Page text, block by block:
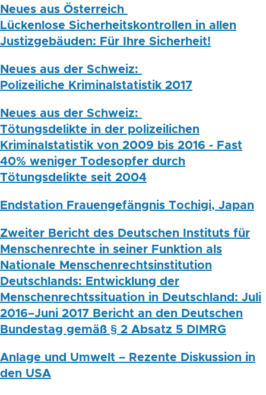
Neues aus Österreich
Lückenlose Sicherheitskontrollen in allen
Justizgebäuden: Für Ihre Sicherheit!
Neues aus der Schweiz:
Polizeiliche Kriminalstatistik 2017
Neues aus der Schweiz:
Tötungsdelikte in der polizeilichen
Kriminalstatistik von 2009 bis 2016 - Fast
40% weniger Todesopfer durch
Tötungsdelikte seit 2004
Endstation Frauengefängnis Tochigi, Japan
Zweiter Bericht des Deutschen Instituts für
Menschenrechte in seiner Funktion als
Nationale Menschenrechtsinstitution
Deutschlands: Entwicklung der
Menschenrechtssituation in Deutschland: Juli
2016–Juni 2017 Bericht an den Deutschen
Bundestag gemäß § 2 Absatz 5 DIMRG
Anlage und Umwelt – Rezente Diskussion in
den USA